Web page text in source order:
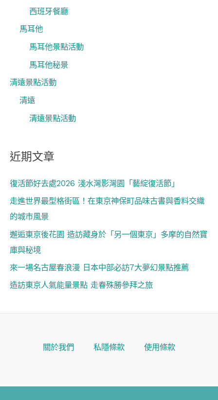
西班牙餐廳
馬耳他
馬耳他景點活動
馬耳他秘景
清遠景點活動
清遠
清遠景點活動
近期文章
復活節好去處2026 淺水灣影灣園「藝綻復活節」
走進世界最型格街區！在東京神保町品味古書與香料交織
的城市風景
邂逅東京後花園 造訪藏身於「另一個東京」多摩的自然寶
庫與秘境
來一場名古屋春浪漫 日本中部必訪7大夢幻景點推薦
造訪東京人氣能量景點 走春殊勝參拜之旅
關於我們 私隱條款 使用條款